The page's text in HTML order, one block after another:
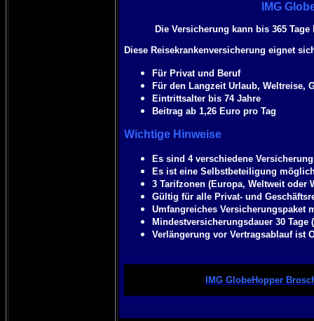
IMG
Die Versicherung kann bis 365
Diese Reisekrankenversicherung eignet
Für Privat und Beruf
Für den Langzeit Urlaub, Weltreise,
Eintrittsalter bis 74 Jahre
Beitrag ab 1,26 Euro pro Tag
Wichtige Hinweise
Es sind 4 verschiedene
Es ist eine Selbstbeteiligung
3 Tarifzonen (Europa, Weltweit oder
Gültig für alle Privat- und
Umfangreiches Versicherungspaket
Mindestversicherungsdauer 30 Tage
Verlängerung vor Vertragsablauf ist
IMG GlobeHopper